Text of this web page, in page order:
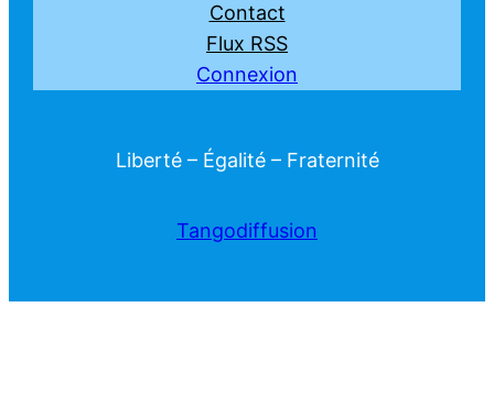
Contact
Flux RSS
Connexion
Liberté – Égalité – Fraternité
Tangodiffusion